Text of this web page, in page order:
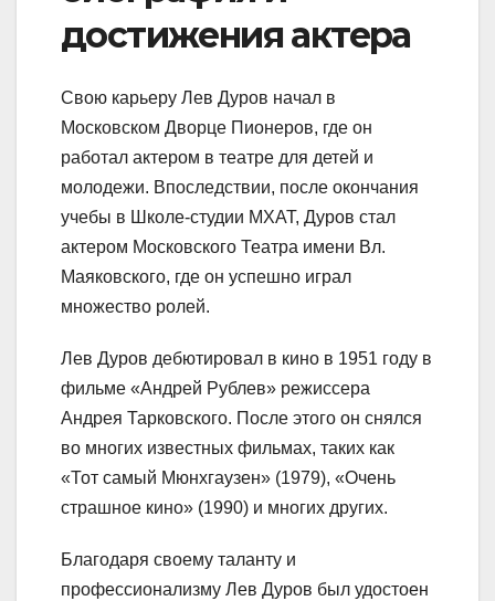
достижения актера
Свою карьеру Лев Дуров начал в
Московском Дворце Пионеров, где он
работал актером в театре для детей и
молодежи. Впоследствии, после окончания
учебы в Школе-студии МХАТ, Дуров стал
актером Московского Театра имени Вл.
Маяковского, где он успешно играл
множество ролей.
Лев Дуров дебютировал в кино в 1951 году в
фильме «Андрей Рублев» режиссера
Андрея Тарковского. После этого он снялся
во многих известных фильмах, таких как
«Тот самый Мюнхгаузен» (1979), «Очень
страшное кино» (1990) и многих других.
Благодаря своему таланту и
профессионализму Лев Дуров был удостоен